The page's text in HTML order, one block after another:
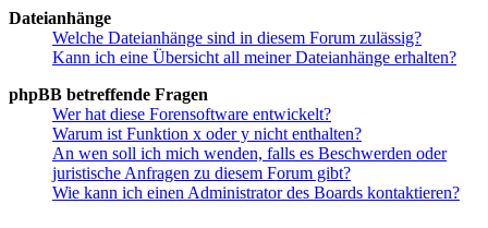
Dateianhänge
Welche Dateianhänge sind in diesem Forum zulässig?
Kann ich eine Übersicht all meiner Dateianhänge erhalten?
phpBB betreffende Fragen
Wer hat diese Forensoftware entwickelt?
Warum ist Funktion x oder y nicht enthalten?
An wen soll ich mich wenden, falls es Beschwerden oder
juristische Anfragen zu diesem Forum gibt?
Wie kann ich einen Administrator des Boards kontaktieren?